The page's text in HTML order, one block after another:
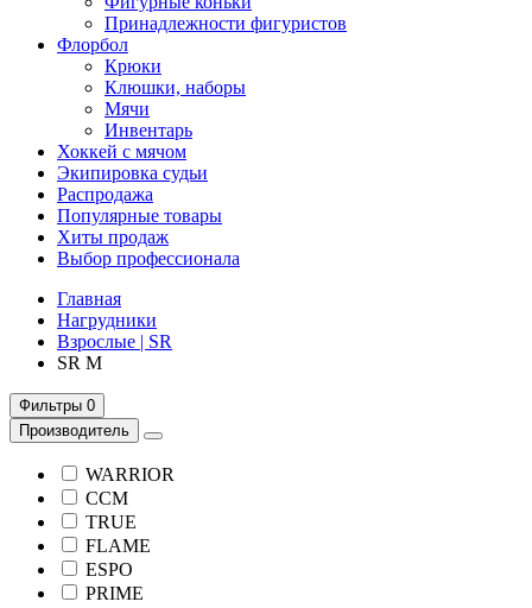
Принадлежности фигуристов
Флорбол
Крюки
Клюшки, наборы
Мячи
Инвентарь
Хоккей с мячом
Экипировка судьи
Распродажа
Популярные товары
Хиты продаж
Выбор профессионала
Главная
Нагрудники
Взрослые | SR
SR M
Фильтры 0
Производитель
WARRIOR
CCM
TRUE
FLAME
ESPO
PRIME